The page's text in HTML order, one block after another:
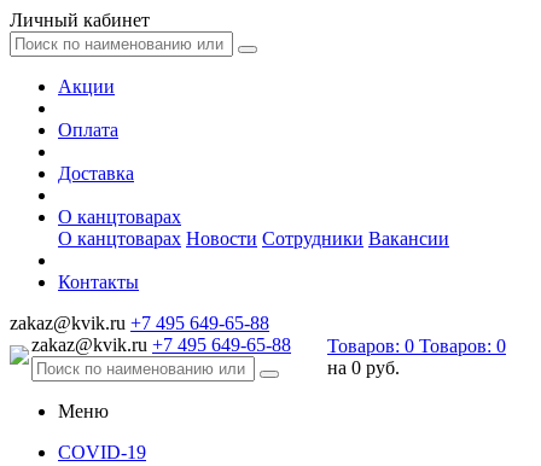
Личный кабинет
Акции
Оплата
Доставка
О канцтоварах
О канцтоварах Новости Сотрудники Вакансии
Контакты
zakaz@kvik.ru +7 495 649-65-88
zakaz@kvik.ru +7 495 649-65-88 Товаров: 0 Товаров: 0
на 0 руб.
Меню
COVID-19